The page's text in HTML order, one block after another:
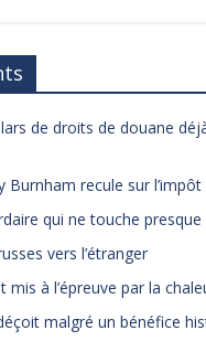
de droits de douane
Burnham recule sur l’impôt
qui ne touche presque
vers l’étranger
mis à l’épreuve par la
malgré un bénéfice